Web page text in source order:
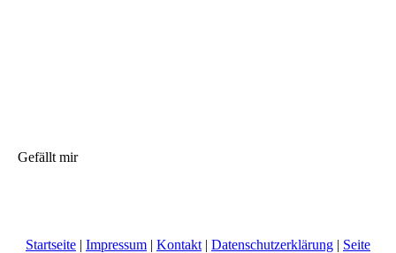
Gefällt mir
Startseite Impressum Kontakt| Datenschutzerklärung Seite